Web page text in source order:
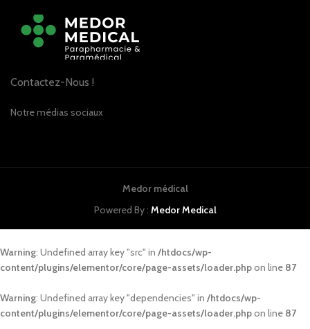
Contactez-Nous !
Notre médias sociaux
Medor médical
Powered By : Medor Medical
Warning: Undefined array key "src" in /htdocs/wp-
content/plugins/elementor/core/page-assets/loader.phpon line 87
Warning: Undefined array key "dependencies" in /htdocs/wp-
content/plugins/elementor/core/page-assets/loader.phpon line 87